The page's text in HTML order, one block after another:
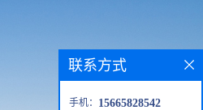
联系方式
手机： 15665828542